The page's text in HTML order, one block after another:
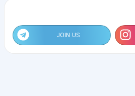
JOIN US